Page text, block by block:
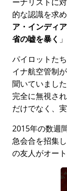
的な認識を求
ア・インディ
省の嘘を暴く
パイロットた
イナ航空管制が
聞いていまし
完全に無視さ
だけでなく、
2015年の数週
急会合を招集
の友人がオー